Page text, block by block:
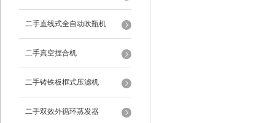
二手直线式全自动吹瓶机
二手真空捏合机
二手铸铁板框式压滤机
二手双效外循环蒸发器